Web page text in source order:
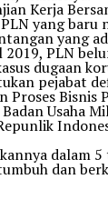
Kerja
yang
yang
PLN
dugaan
pejabat
Proses
Badan
dalam
dan